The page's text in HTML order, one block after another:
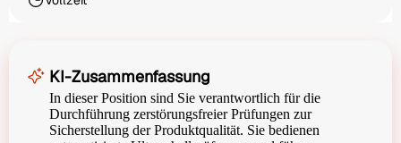
Beschäftigungsart
KI-Zusammenfassung
In dieser Position sind Sie verantwortlich für die
Durchführung zerstörungsfreier Prüfungen zur
Sicherstellung der Produktqualität. Sie bedienen